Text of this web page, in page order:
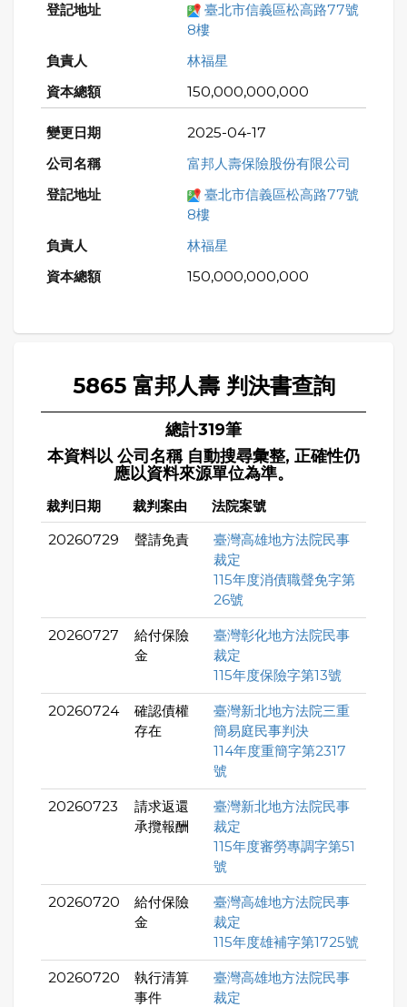
臺北市信義區松高路77號
8樓
林福星
150,000,000,000
2025-04-17
富邦人壽保險股份有限公司
臺北市信義區松高路77號
8樓
林福星
150,000,000,000
5865 富邦人壽 判決書查詢
總計319筆
本資料以 公司名稱 自動搜尋彙整, 正確性仍
應以資料來源單位為準。
裁判日期 裁判案由 法院案號
20260729 聲請免責
臺灣高雄地方法院民事
裁定
115年度消債職聲免字第
26號
20260727
給付保險
金
臺灣彰化地方法院民事
裁定
115年度保險字第13號
20260724
確認債權
存在
臺灣新北地方法院三重
簡易庭民事判決
114年度重簡字第2317
號
20260723
請求返還
承攬報酬
臺灣新北地方法院民事
裁定
115年度審勞專調字第51
號
20260720
給付保險
金
臺灣高雄地方法院民事
裁定
115年度雄補字第1725號
20260720
執行清算
事件
臺灣高雄地方法院民事
裁定